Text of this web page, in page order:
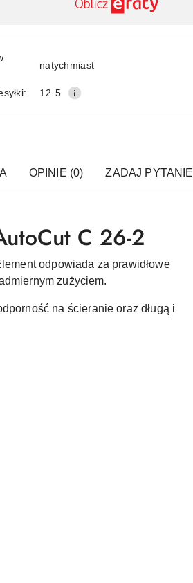
natychmiast
12.5
OPINIE (0) ZADAJ PYTANIE
C 26-2
odpowiada za prawidłowe
zużyciem.
na ścieranie oraz długą i